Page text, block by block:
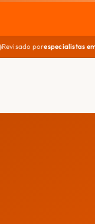
Revisado porespecialistas